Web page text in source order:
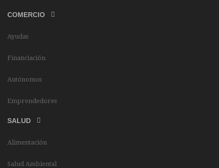
COMERCIO
Ayudas
Financiación
Autónomos
Emprendedores
SALUD
Alimentación
Salud Ambiental